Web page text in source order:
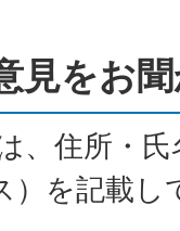
見をお
、住所・
）を記載し